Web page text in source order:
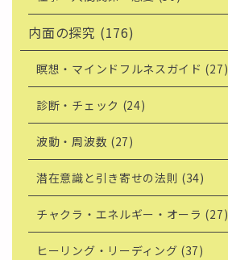
内面の探究 (176)
瞑想・マインドフルネスガイド (27)
診断・チェック (24)
波動・周波数 (27)
潜在意識と引き寄せの法則 (34)
チャクラ・エネルギー・オーラ (27)
ヒーリング・リーディング (37)